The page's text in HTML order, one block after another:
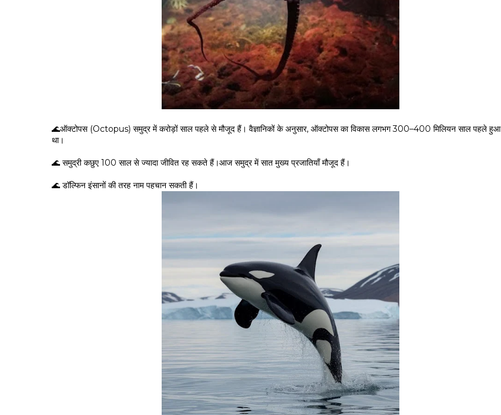
🌊ऑक्टोपस (Octopus) समुद्र में करोड़ों साल पहले से मौजूद हैं। वैज्ञानिकों के अनुसार, ऑक्टोपस का विकास लगभग 300–400 मिलियन साल पहले हुआ
था।
🌊 समुद्री कछुए 100 साल से ज्यादा जीवित रह सकते हैं।आज समुद्र में सात मुख्य प्रजातियाँ मौजूद हैं।
🌊 डॉल्फिन इंसानों की तरह नाम पहचान सकती हैं।